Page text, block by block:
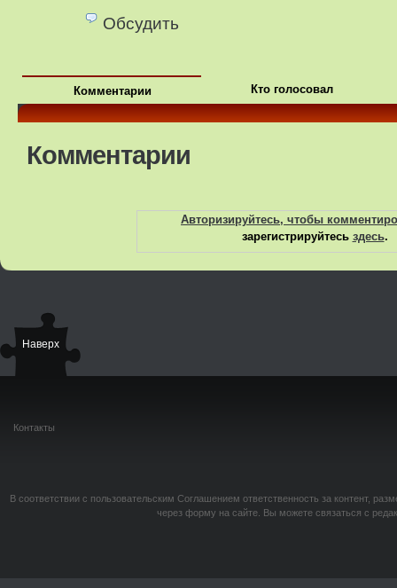
Обсудить
Комментарии Кто голосовал
Комментарии
Авторизируйтесь, чтобы
зарегистрируйтесь здесь.
Наверх
Контакты
В соответствии с пользовательским Соглашением ответственность за контент,
через форму на сайте. Вы можете связаться с